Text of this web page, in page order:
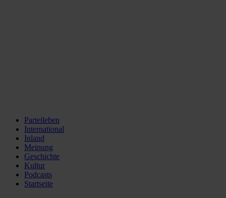
Parteileben
International
Inland
Meinung
Geschichte
Kultur
Podcasts
Startseite